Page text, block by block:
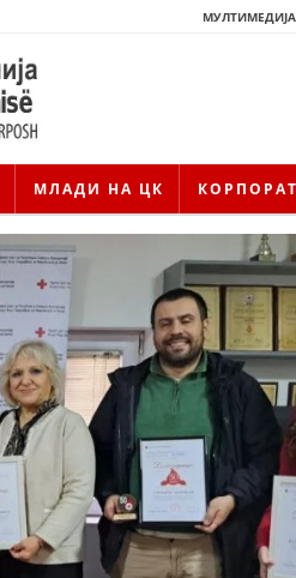
МУЛТИМЕДИЈА
МЛАДИ НА ЦК